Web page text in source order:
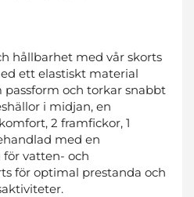
hållbarhet med vår skorts
ett elastiskt material
passform och torkar snabbt
i midjan, en
2 framfickor, 1
med en
vatten- och
för optimal prestanda och